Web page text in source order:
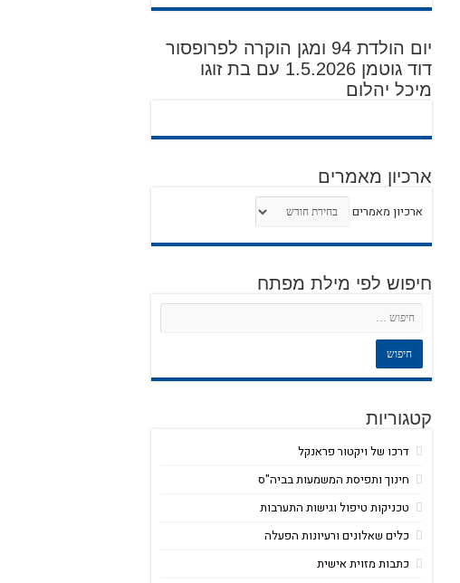
יום הולדת 94 ומגן הוקרה לפרופסור
דוד גוטמן 1.5.2026 עם בת זוגו
מיכל יהלום
ארכיון מאמרים
ארכיון מאמרים
חיפוש לפי מילת מפתח
קטגוריות
דרכו של ויקטור פראנקל
חינוך ותפיסת המשמעות בביה"ס
טכניקות טיפול וגישות התערבות
כלים שאלונים ורעיונות הפעלה
כתבות מזוית אישית